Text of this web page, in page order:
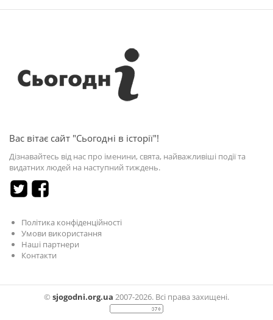
Вас вітає сайт "Сьогодні в історії"!
Дізнавайтесь від нас про іменини, свята, найважливіші події та
видатних людей на наступний тиждень.
Політика конфіденційності
Умови використання
Наші партнери
Контакти
© sjogodni.org.ua 2007-2026. Всі права захищені.